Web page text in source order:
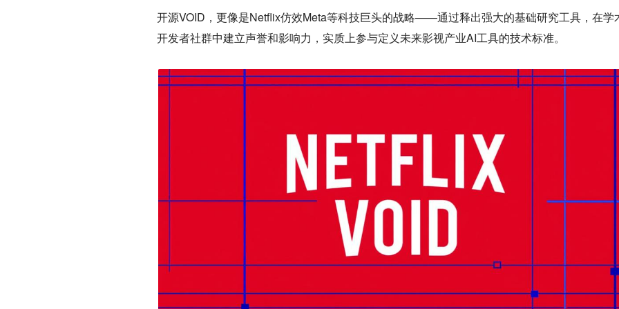
开源VOID，更像是Netflix仿效Meta等科技巨头的战略——通过释出强大的基础研究工具，在学
开发者社群中建立声誉和影响力，实质上参与定义未来影视产业AI工具的技术标准。